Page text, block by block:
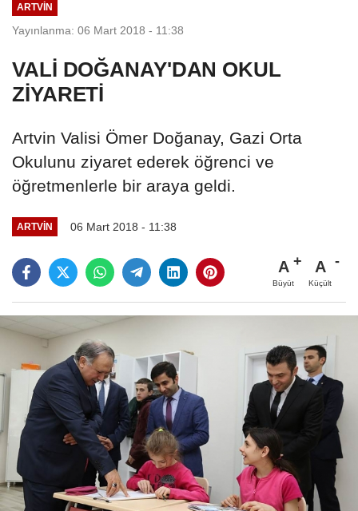
ARTVIN
Yayınlanma: 06 Mart 2018 - 11:38
VALİ DOĞANAY'DAN OKUL
ZİYARETİ
Artvin Valisi Ömer Doğanay, Gazi Orta
Okulunu ziyaret ederek öğrenci ve
öğretmenlerle bir araya geldi.
ARTVIN 06 Mart 2018 - 11:38
A
Büyüt
A
Küçült